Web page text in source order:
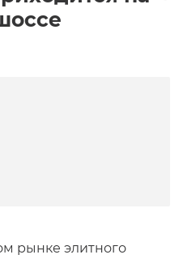
рынке элитного